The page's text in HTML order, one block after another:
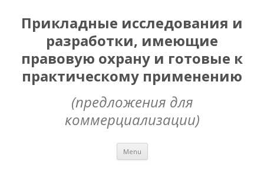
Прикладные исследования и
разработки, имеющие
правовую охрану и готовые к
практическому применению
(предложения для
коммерциализации)
Menu Skip
content